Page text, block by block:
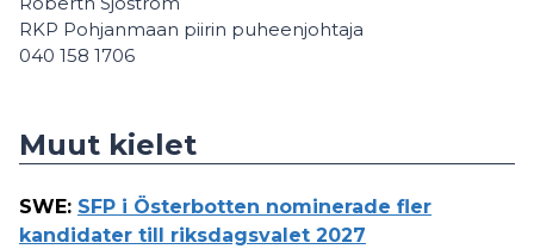
RKP Pohjanmaan piirin puheenjohtaja
040 158 1706
Muut kielet
SWE: SFP i Österbotten nominerade fler
kandidater till riksdagsvalet 2027